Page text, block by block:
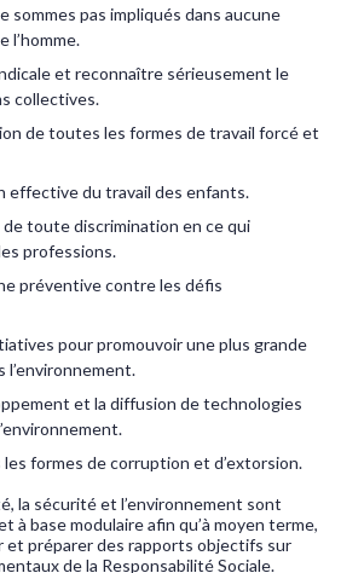
sommes pas impliqués dans aucune
l’homme.
et reconnaître sérieusement le
collectives.
de toutes les formes de travail forcé et
effective du travail des enfants.
de toute discrimination en ce qui
professions.
préventive contre les défis
pour promouvoir une plus grande
l’environnement.
et la diffusion de technologies
formes de corruption et d’extorsion.
la sécurité et l’environnement sont
à base modulaire afin qu’à moyen terme,
et préparer des rapports objectifs sur
de la Responsabilité Sociale.